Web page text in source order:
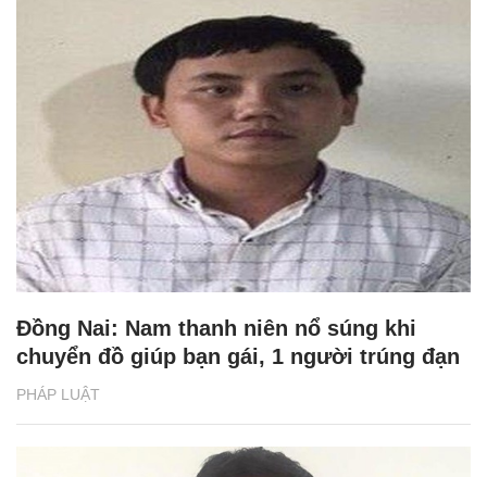
PHÁP LUẬT
Đồng Nai: Nam thanh niên nổ súng khi
chuyển đồ giúp bạn gái, 1 người trúng đạn